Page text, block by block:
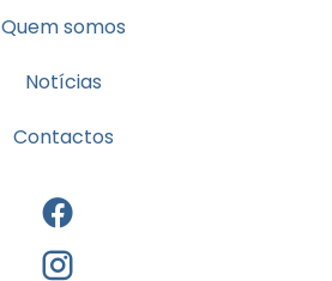
Quem somos
Notícias
Contactos